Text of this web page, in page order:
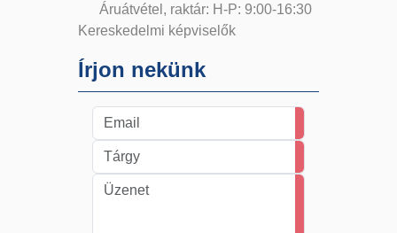
Áruátvétel, raktár: H-P: 9:00-16:30
Kereskedelmi képviselők
Írjon nekünk